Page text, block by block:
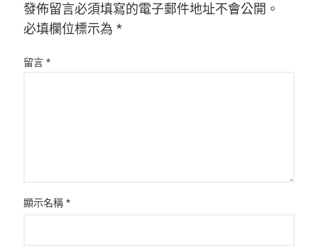
發佈留言必須填寫的電子郵件地址不會公開。
必填欄位標示為 *
留言 *
顯示名稱 *